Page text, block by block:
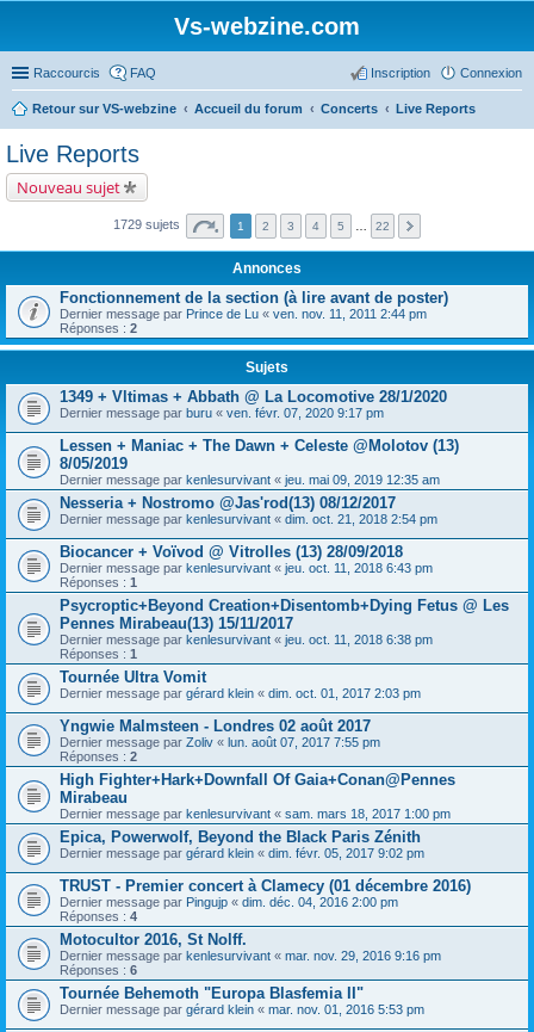
Vs-webzine.com
Raccourcis FAQ Connexion
Inscription
Retour sur VS-webzine Accueil du forum Concerts Live Reports
Live Reports
Nouveau sujet
1729 sujets 1 2 3 4 5 22
Annonces
Fonctionnement de la section (à lire avant de poster)
Dernier message par Prince de Lu « ven. nov. 11, 2011 2:44 pm
Réponses : 2
Sujets
1349 + Vltimas + Abbath @ La Locomotive 28/1/2020
Dernier message par buru « ven. févr. 07, 2020 9:17 pm
Lessen + Maniac + The Dawn + Celeste @Molotov (13)
8/05/2019
Dernier message par kenlesurvivant « jeu. mai 09, 2019 12:35 am
Nesseria + Nostromo @Jas'rod(13) 08/12/2017
Dernier message par kenlesurvivant « dim. oct. 21, 2018 2:54 pm
Biocancer + Voïvod @ Vitrolles (13) 28/09/2018
Dernier message par kenlesurvivant « jeu. oct. 11, 2018 6:43 pm
Réponses : 1
Psycroptic+Beyond Creation+Disentomb+Dying Fetus @ Les
Pennes Mirabeau(13) 15/11/2017
Dernier message par kenlesurvivant « jeu. oct. 11, 2018 6:38 pm
Réponses : 1
Tournée Ultra Vomit
Dernier message par gérard klein « dim. oct. 01, 2017 2:03 pm
Yngwie Malmsteen - Londres 02 août 2017
Dernier message par Zoliv « lun. août 07, 2017 7:55 pm
Réponses : 2
High Fighter+Hark+Downfall Of Gaia+Conan@Pennes
Mirabeau
Dernier message par kenlesurvivant « sam. mars 18, 2017 1:00 pm
Epica, Powerwolf, Beyond the Black Paris Zénith
Dernier message par gérard klein « dim. févr. 05, 2017 9:02 pm
TRUST - Premier concert à Clamecy (01 décembre 2016)
Dernier message par Pingujp « dim. déc. 04, 2016 2:00 pm
Réponses : 4
Motocultor 2016, St Nolff.
Dernier message par kenlesurvivant « mar. nov. 29, 2016 9:16 pm
Réponses : 6
Tournée Behemoth "Europa Blasfemia II"
Dernier message par gérard klein « mar. nov. 01, 2016 5:53 pm